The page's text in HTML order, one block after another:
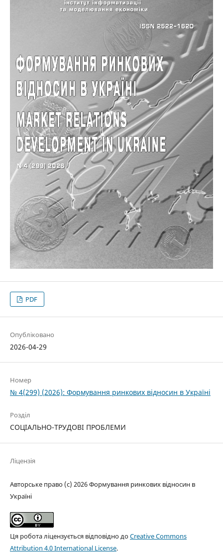
PDF
Опубліковано
2026-04-29
Номер
№ 4(299) (2026): Формування ринкових відносин в Україні
Розділ
СОЦІАЛЬНО-ТРУДОВІ ПРОБЛЕМИ
Ліцензія
Авторське право (c) 2026 Формування ринкових відносин в
Україні
Ця робота ліцензується відповідно доCreative Commons
Attribution 4.0 International License.